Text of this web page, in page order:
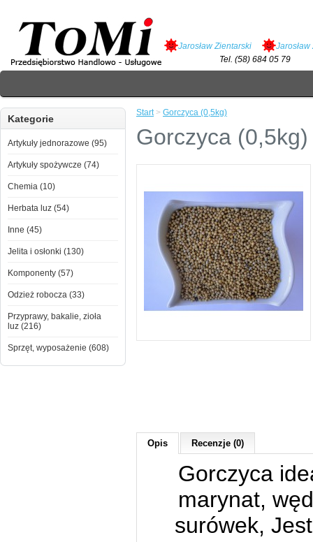
Jarosław Zientarski
Tel. (58) 684 05 79
Kategorie
Artykuły jednorazowe (95)
Artykuły spożywcze (74)
Chemia (10)
Herbata luz (54)
Inne (45)
Jelita i osłonki (130)
Komponenty (57)
Odzież robocza (33)
Przyprawy, bakalie, zioła
luz (216)
Sprzęt, wyposażenie (608)
Start> Gorczyca (0,5kg)
Gorczyca (0,5kg)
Opis Recenzje (0)
Gorczyca
marynat,
surówek,